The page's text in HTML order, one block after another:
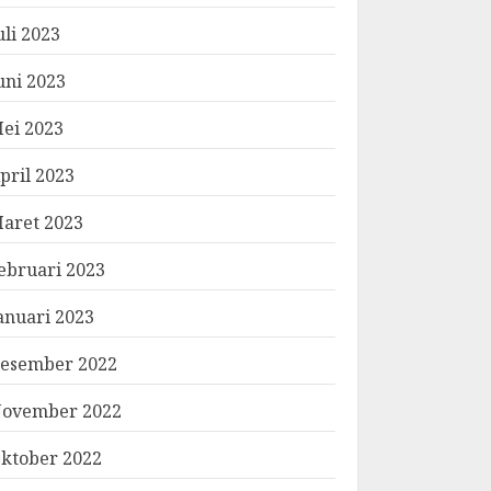
2023
2023
2023
2023
2023
2023
2023
2022
2022
2022